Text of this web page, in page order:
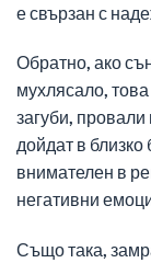
е свързан с
Обратно, ако
мухлясало,
загуби,
дойдат в
внимателен в
негативни
Също така,